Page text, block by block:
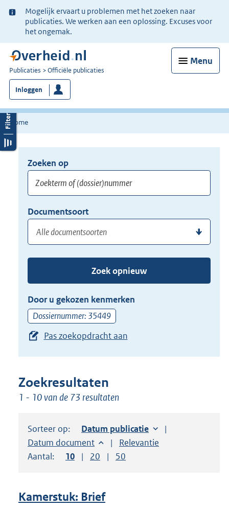
Ter
informatie:
Mogelijk ervaart u problemen met het zoeken naar
publicaties. We werken aan een oplossing. Excuses voor
het ongemak.
Menu
U
bent
nu
hier:
Publicaties Officiële publicaties
Inloggen
Home
Opnieuw
zoeken:
Zoeken op
of
(dossier)nummer
hier
uw
zoekterm
of
(dossier)nummer
in
Documentsoort
of
de
pijl
beneden
toets
suggesties.
Druk
om
uw
Zoek opnieuw
Door u gekozen kenmerken
Dossiernummer: 35449
Pas zoekopdracht aan
Zoekresultaten
1 - 10 van de 73 resultaten
Sorteer op: Sorteer op:
Datum publicatie
Sorteer op:
Datum document Sorteer op:
Relevantie
Aantal:
Toon
10 resultaten per pagina
Toon
20 resultaten per pagina
Toon
50
Kamerstuk: Brief